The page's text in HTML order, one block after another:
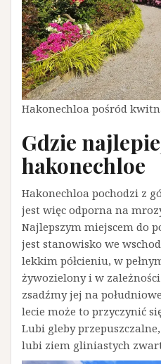
Hakonechloa pośród
Gdzie
hakonechloe
Hakonechloa pochodzi z
jest więc odporna na
Najlepszym miejscem do
jest stanowisko we
lekkim półcieniu, w
żywozielony i w
zsadźmy jej na
lecie może to przyczynić
Lubi gleby
lubi ziem gliniastych